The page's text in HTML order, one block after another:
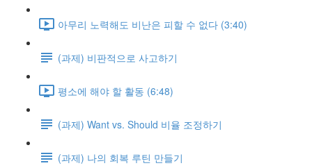
아무리 노력해도 비난은 피할 수 없다 (3:40)
(과제) 비판적으로 사고하기
평소에 해야 할 활동 (6:48)
(과제) Want vs. Should 비율 조정하기
(과제) 나의 회복 루틴 만들기